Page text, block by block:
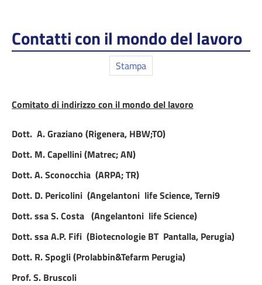
Contatti con il mondo del lavoro
Stampa
Comitato di indirizzo con il mondo del lavoro
Dott. A. Graziano (Rigenera, HBW;TO)
Dott. M. Capellini (Matrec; AN)
Dott.A. Sconocchia (ARPA; TR)
Dott. D. Pericolini (Angelantoni life Science, Terni9
Dott. ssa S. Costa (Angelantoni life Science)
Dott. ssa A.P. Fifi (Biotecnologie BT Pantalla, Perugia)
Dott. R. Spogli (Prolabbin&Tefarm Perugia)
Prof. S. Bruscoli